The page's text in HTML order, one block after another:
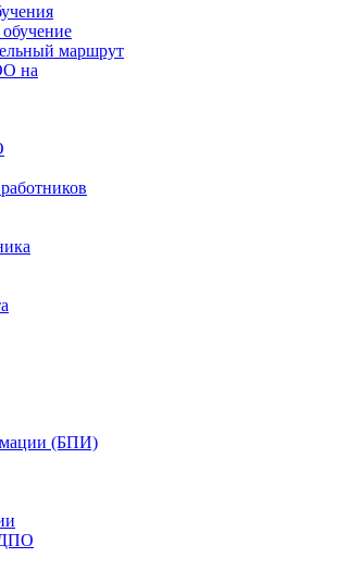
маршрут
на
(БПИ)
ДПО